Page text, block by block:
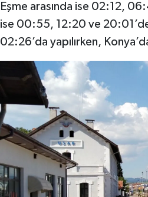
Eşme arasında ise 02:12,
ise 00:55, 12:20 ve 20:01’de
02:26’da yapılırken,